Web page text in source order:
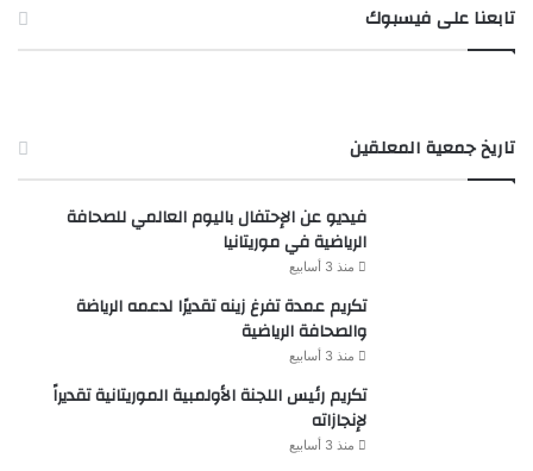
تابعنا على فيسبوك
تاريخ جمعية المعلقين
فيديو عن الإحتفال باليوم العالمي للصحافة
الرياضية في موريتانيا
منذ 3 أسابيع
تكريم عمدة تفرغ زينه تقديرًا لدعمه الرياضة
والصحافة الرياضية
منذ 3 أسابيع
تكريم رئيس اللجنة الأولمبية الموريتانية تقديراً
لإنجازاته
منذ 3 أسابيع